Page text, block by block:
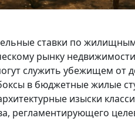
ставки по
рынку
служить убежищем от
в бюджетные жилые
изыски
регламентирующего